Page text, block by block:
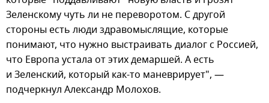
Зеленскому чуть ли не переворотом. С другой
стороны есть люди здравомыслящие, которые
понимают, что нужно выстраивать диалог с Россией,
что Европа устала от этих демаршей. А есть
и Зеленский, который как-то маневрирует", —
подчеркнул Александр Молохов.